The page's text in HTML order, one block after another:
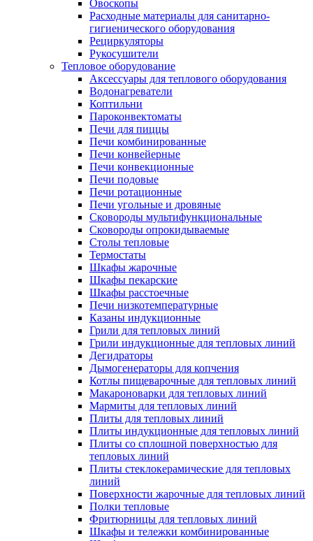
Овоскопы
Расходные материалы для санитарно-
гигиенического оборудования
Рециркуляторы
Рукосушители
Тепловое оборудование
Аксессуары для теплового оборудования
Водонагреватели
Коптильни
Пароконвектоматы
Печи для пиццы
Печи комбинированные
Печи конвейерные
Печи конвекционные
Печи подовые
Печи ротационные
Печи угольные и дровяные
Сковороды мультифункциональные
Сковороды опрокидываемые
Столы тепловые
Термостаты
Шкафы жарочные
Шкафы пекарские
Шкафы расстоечные
Печи низкотемпературные
Казаны индукционные
Грили для тепловых линий
Грили индукционные для тепловых линий
Дегидраторы
Дымогенераторы для копчения
Котлы пищеварочные для тепловых линий
Макароноварки для тепловых линий
Мармиты для тепловых линий
Плиты для тепловых линий
Плиты индукционные для тепловых линий
Плиты со сплошной поверхностью для
тепловых линий
Плиты стеклокерамические для тепловых
линий
Поверхности жарочные для тепловых линий
Полки тепловые
Фритюрницы для тепловых линий
Шкафы и тележки комбинированные